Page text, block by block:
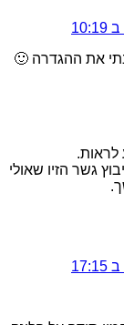
את ההגדרה 🙂
לראות.
גשר הזיו שאולי